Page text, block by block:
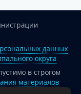
данных
округа
в строгом
материалов